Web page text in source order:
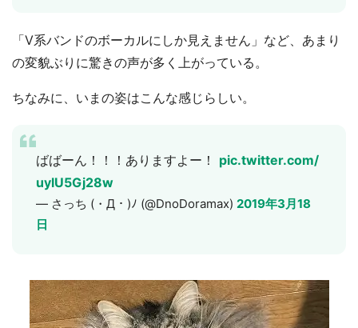
「V系バンドのボーカルにしか見えません」など、あまり
の変貌ぶりに驚きの声が多く上がっている。
ちなみに、いまの姿はこんな感じらしい。
ばばーん！！！ありますよー！ pic.twitter.com/
uylU5Gj28w
— さっち (・Д・)ﾉ (@DnoDoramax) 2019年3月18
日